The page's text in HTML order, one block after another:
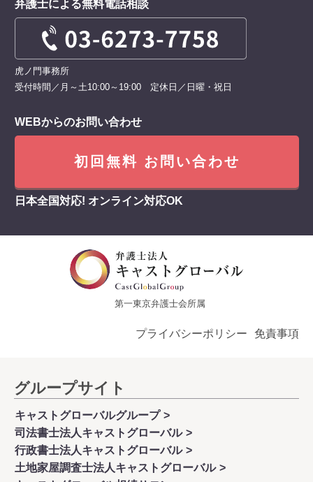
弁護士による無料電話相談
虎ノ門事務所
受付時間／月～土10:00～19:00 定休日／日曜・祝日
WEBからのお問い合わせ
初回無料 お問い合わせ
日本全国対応! オンライン対応OK
第一東京弁護士会所属
プライバシーポリシー 免責事項
グループサイト
キャストグローバルグループ
司法書士法人キャストグローバル
行政書士法人キャストグローバル
土地家屋調査士法人キャストグローバル